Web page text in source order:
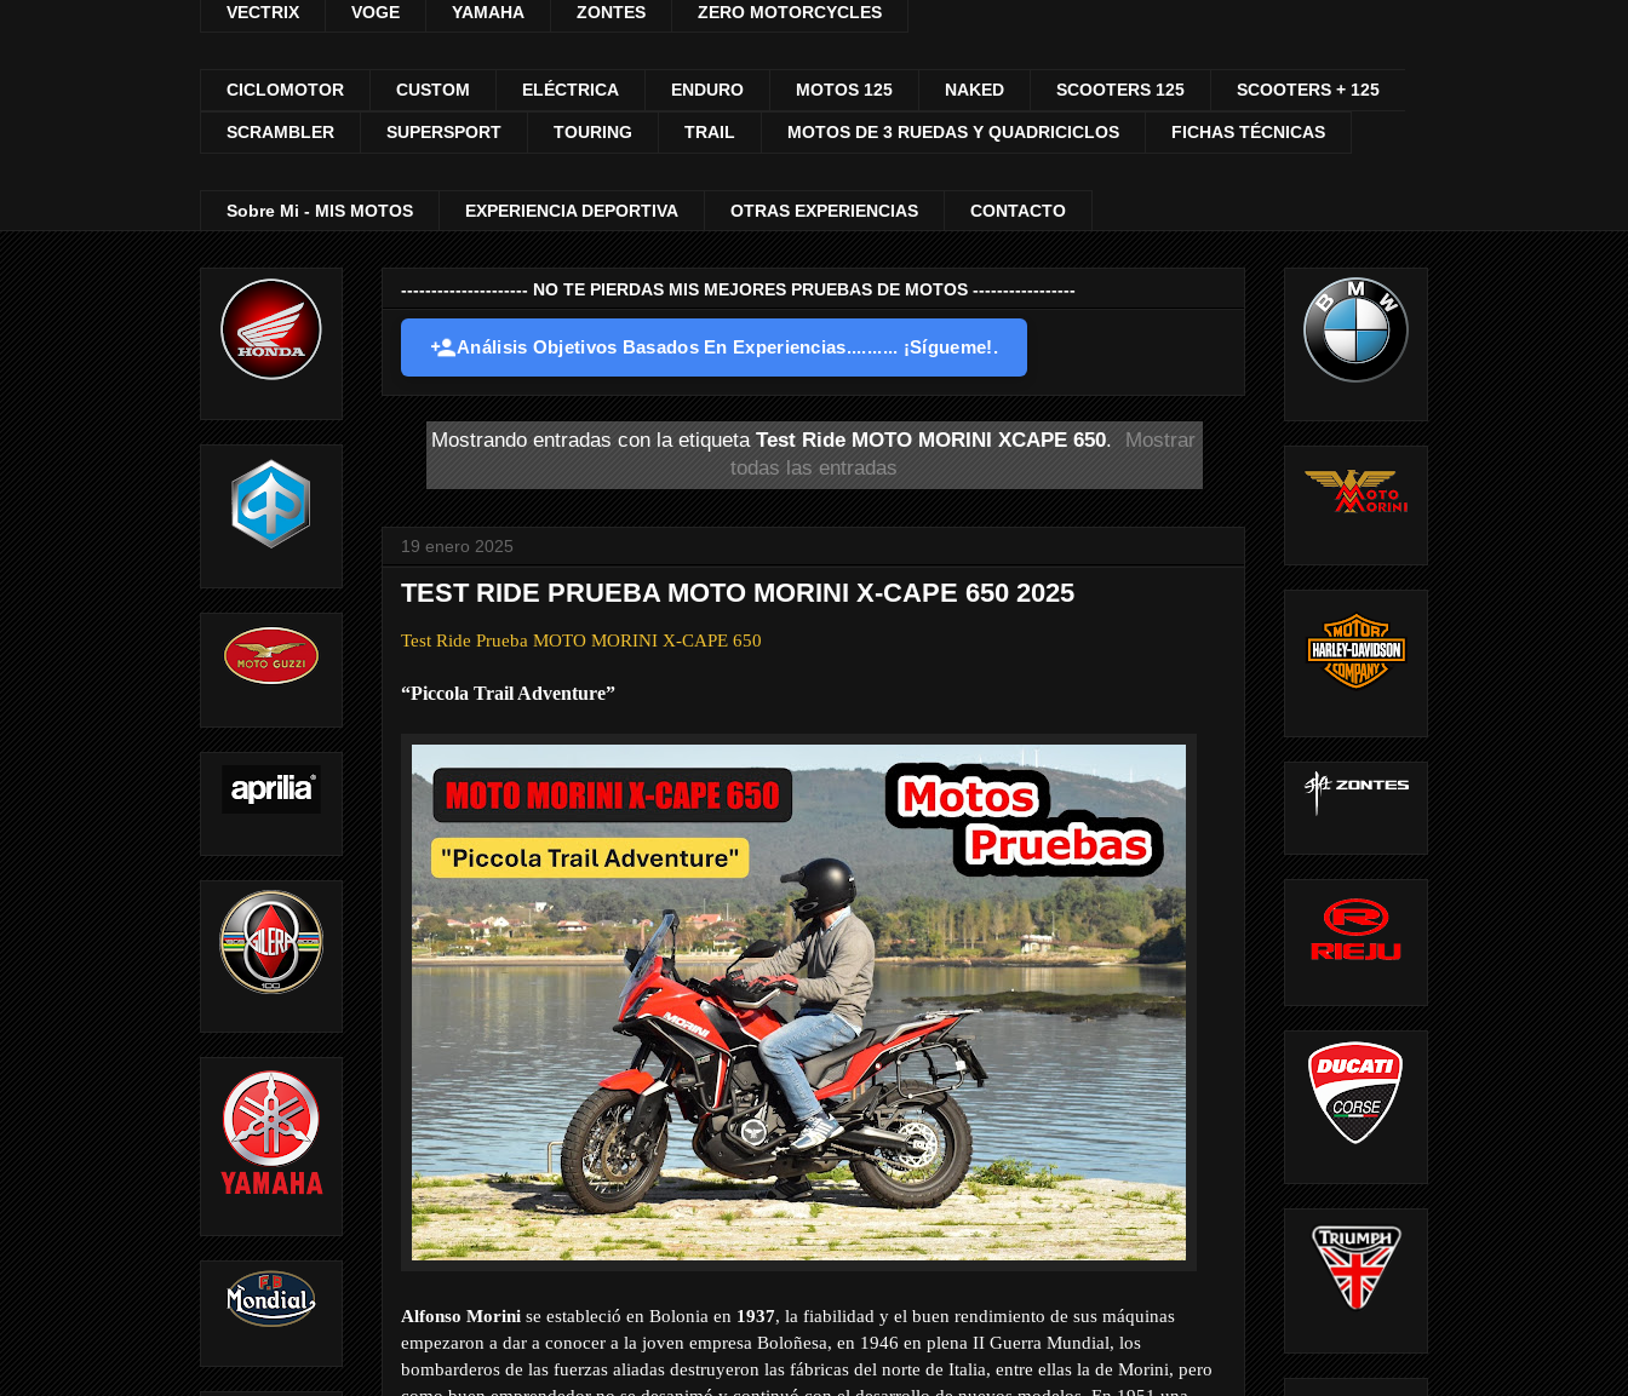
VECTRIX VOGE YAMAHA ZONTES ZERO MOTORCYCLES
CICLOMOTOR CUSTOM ELÉCTRICA ENDURO MOTOS 125 NAKED SCOOTERS 125 SCOOTERS + 125
SCRAMBLER SUPERSPORT TOURING TRAIL MOTOS DE 3 RUEDAS Y QUADRICICLOS FICHAS TÉCNICAS
Sobre Mi - MIS MOTOS EXPERIENCIA DEPORTIVA OTRAS EXPERIENCIAS CONTACTO
--------------------- NO TE PIERDAS MIS MEJORES PRUEBAS DE MOTOS -----------------
Análisis Objetivos Basados En Experiencias.......... ¡Sígueme!.
Mostrando entradas con la etiqueta Test Ride MOTO MORINI XCAPE 650.
Mostrar
todas las entradas
19 enero 2025
TEST RIDE PRUEBA MOTO MORINI X-CAPE 650 2025
Test Ride Prueba MOTO MORINI X-CAPE 650
“Piccola Trail Adventure”
Alfonso Morini se estableció en Bolonia en 1937, la fiabilidad y el buen rendimiento de sus máquinas
empezaron a dar a conocer a la joven empresa Boloñesa, en 1946 en plena II Guerra Mundial, los
bombarderos de las fuerzas aliadas destruyeron las fábricas del norte de Italia, entre ellas la de Morini, pero